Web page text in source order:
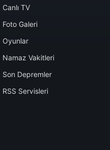
Canlı TV
Foto Galeri
Oyunlar
Namaz Vakitleri
Son Depremler
RSS Servisleri